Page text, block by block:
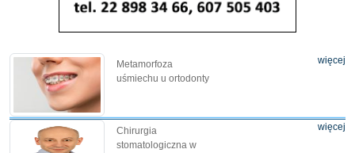
Metamorfoza
uśmiechu u ortodonty
więcej
Chirurgia
stomatologiczna w
więcej